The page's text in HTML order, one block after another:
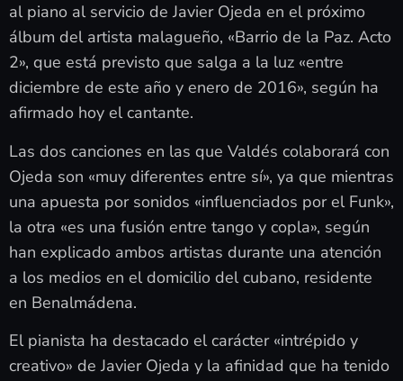
al piano al servicio de Javier Ojeda en el próximo
álbum del artista malagueño, «Barrio de la Paz. Acto
2», que está previsto que salga a la luz «entre
diciembre de este año y enero de 2016», según ha
afirmado hoy el cantante.
Las dos canciones en las que Valdés colaborará con
Ojeda son «muy diferentes entre sí», ya que mientras
una apuesta por sonidos «influenciados por el Funk»,
la otra «es una fusión entre tango y copla», según
han explicado ambos artistas durante una atención
a los medios en el domicilio del cubano, residente
en Benalmádena.
El pianista ha destacado el carácter «intrépido y
creativo» de Javier Ojeda y la afinidad que ha tenido